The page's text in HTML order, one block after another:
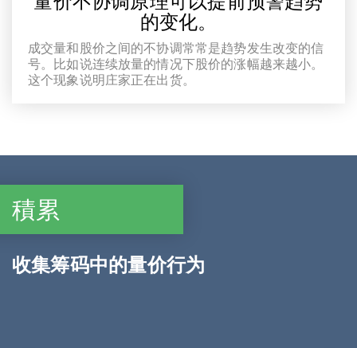
的变化。
成交量和股价之间的不协调常常是趋势发生改变的信
号。比如说连续放量的情况下股价的涨幅越来越小。
这个现象说明庄家正在出货。
積累
收集筹码中的量价行为